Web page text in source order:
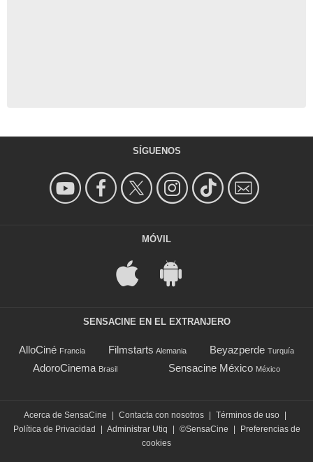
SÍGUENOS
MÓVIL
SENSACINE EN EL EXTRANJERO
AlloCiné Francia Filmstarts Alemania Beyazperde Turquía
AdoroCinema Brasil Sensacine México México
Acerca de SensaCine Contacta con nosotros Términos de uso
Política de Privacidad
Administrar Utiq ©SensaCine
Preferencias de
cookies